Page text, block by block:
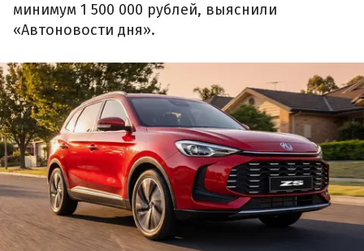
минимум 1 500 000 рублей, выяснили
«Автоновости дня».